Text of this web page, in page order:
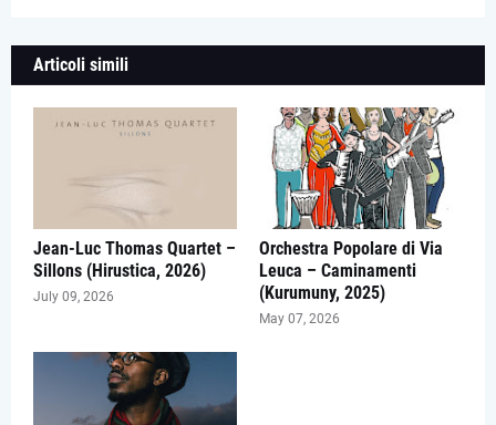
Articoli simili
Jean-Luc Thomas Quartet –
Sillons (Hirustica, 2026)
July 09, 2026
Orchestra Popolare di Via
Leuca – Caminamenti
(Kurumuny, 2025)
May 07, 2026